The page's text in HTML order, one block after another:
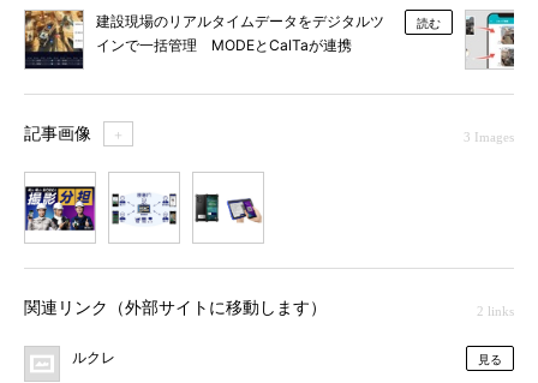
建設現場のリアルタイムデータをデジタルツ
インで一括管理 MODEとCalTaが連携
読む
記事画像 ＋ 3 Images
関連リンク（外部サイトに移動します） 2 links
ルクレ 見る